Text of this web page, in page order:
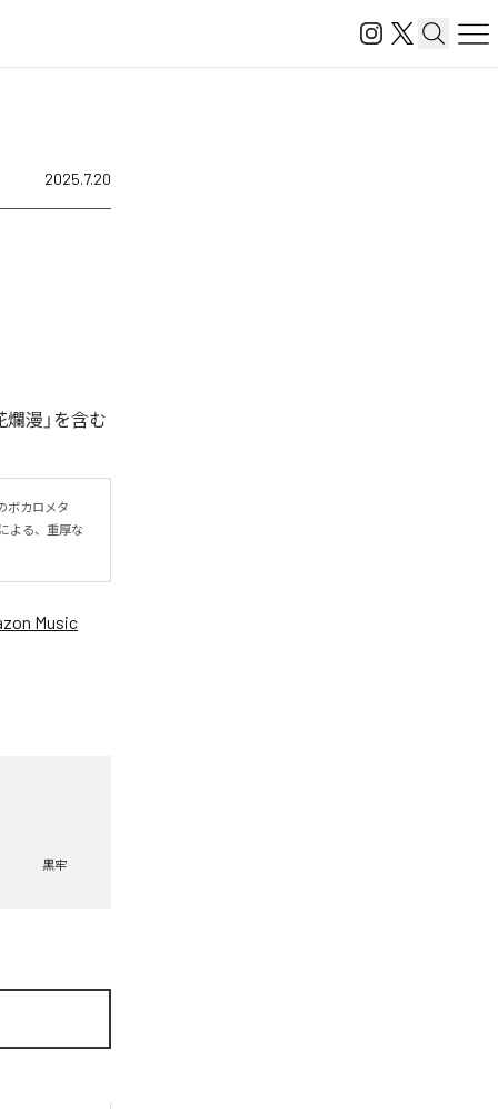
2025.7.20
漫」を含む
ボカロメタ
よる、重厚な
Music
黒牢